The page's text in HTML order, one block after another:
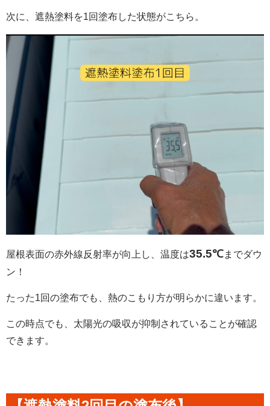
次に、遮熱塗料を1回塗布した状態がこちら。
屋根表面の赤外線反射率が向上し、温度は35.5℃までダウ
ン！
たった1回の塗布でも、熱のこもり方が明らかに違います。
この時点でも、太陽光の吸収が抑制されていることが確認
できます。